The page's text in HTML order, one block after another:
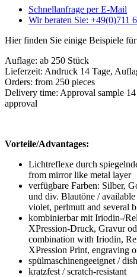
Schnellanfrage per E-Mail
Wir beraten Sie: +49(0)711
Hier finden Sie einige Beispiele
Auflage: ab 250 Stück
Lieferzeit: Andruck 14 Tage,
Orders: from 250 pieces
Delivery time: Approval sample
approval
Vorteile/Advantages:
Lichtreflexe durch
from mirror like metal layer
verfügbare Farben: Silber,
und div. Blautöne /
violet, perlmutt and several
kombinierbar mit Iriodin-/
XPression-Druck, Gravur
combination with Iriodin,
XPression Print, engraving
spülmaschinengeeignet /
kratzfest / scratch-resistant